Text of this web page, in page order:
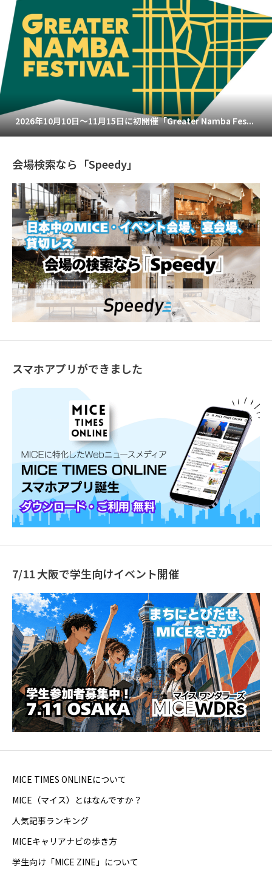
2026年10月10日～11月15日に初開催「Greater Namba Fes...
会場検索なら「Speedy」
スマホアプリができました
7/11 大阪で学生向けイベント開催
MICE TIMES ONLINEについて
MICE（マイス）とはなんですか？
人気記事ランキング
MICEキャリアナビの歩き方
学生向け「MICE ZINE」について